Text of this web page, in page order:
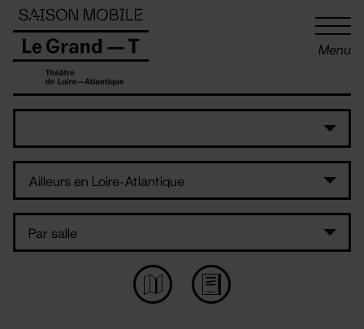
Menu
Panneau de gestion des cookies